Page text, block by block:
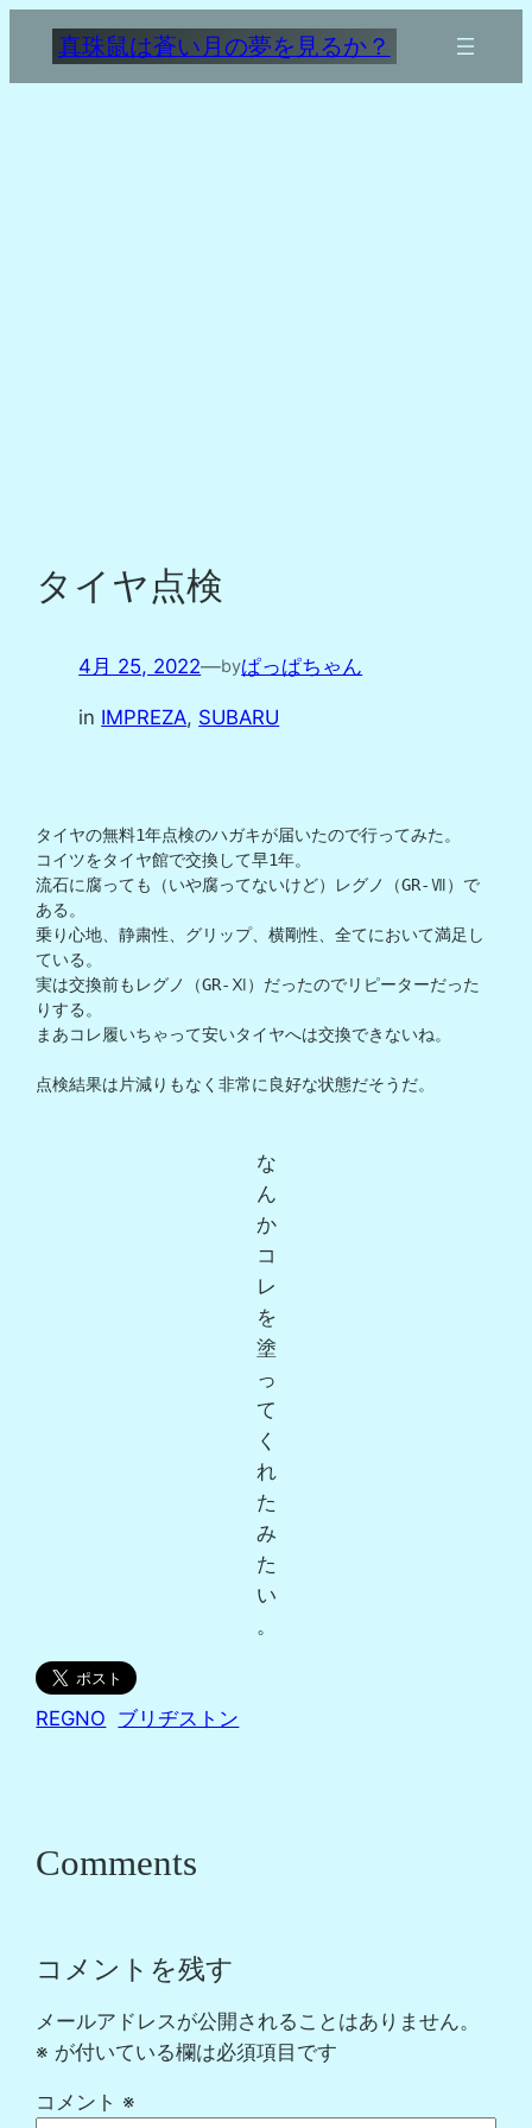
を
真珠鼠は蒼い月の夢を見るか？
タイヤ点検
4月 25, 2022—byぱっぱちゃん
in IMPREZA, SUBARU
タイヤの無料1年点検のハガキが届いたので行ってみた。
コイツをタイヤ館で交換して早1年。
流石に腐っても（いや腐ってないけど）レグノ（GR-Ⅶ）で
ある。
乗り心地、静粛性、グリップ、横剛性、全てにおいて満足し
ている。
実は交換前もレグノ（GR-Ⅺ）だったのでリピーターだった
りする。
まあコレ履いちゃって安いタイヤへは交換できないね。
点検結果は片減りもなく非常に良好な状態だそうだ。
な
ん
か
コ
レ
を
塗
っ
て
く
れ
た
み
た
い
。
REGNO ブリヂストン
Comments
コメントを残す
メールアドレスが公開されることはありません。
※ が付いている欄は必須項目です
コメント ※